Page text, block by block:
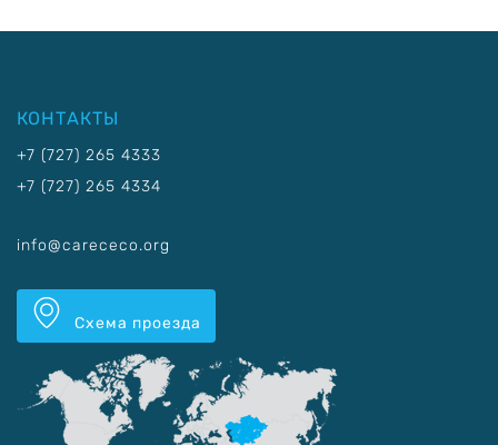
КОНТАКТЫ
+7 (727) 265 4333
+7 (727) 265 4334
info@carececo.org
Схема проезда